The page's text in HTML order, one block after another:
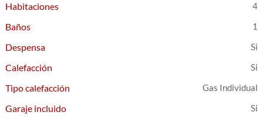
Habitaciones 4
Baños 1
Despensa
Calefacción
Tipo calefacción
Gas Individual
Garaje incluido